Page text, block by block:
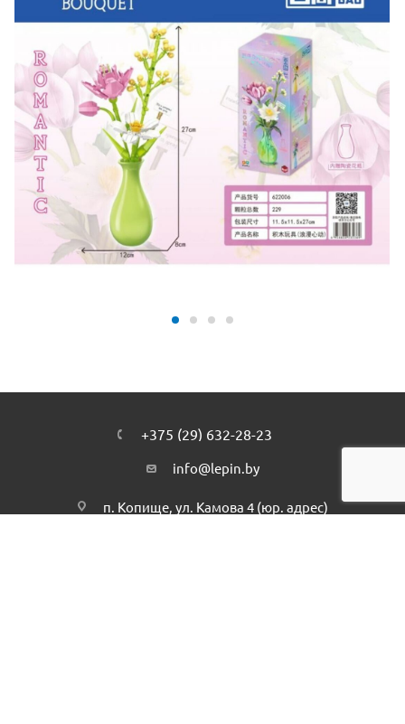
+375 (29) 632-28-23
info@lepin.by
п. Копище, ул. Камова 4 (юр. адрес)